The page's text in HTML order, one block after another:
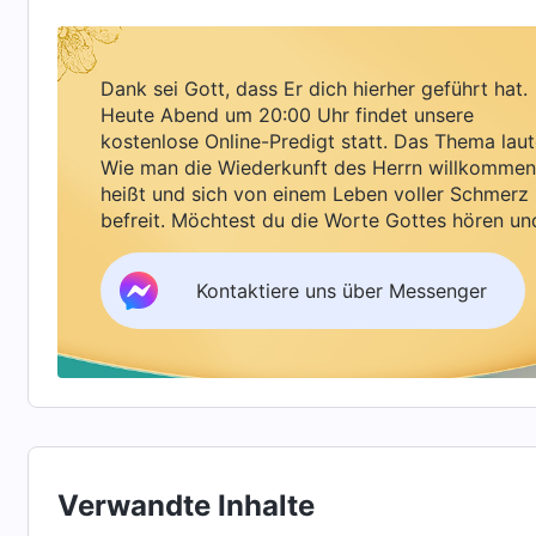
Befreiung können nur gewonnen werden, indem
offenbarte exakt meinen Zustand. Ich hasste
Neulinge traf, die ein gutes Verständnis der
übertreffen und mich ersetzen, also wollte
Leiterin sie kultiviert. Vor allem, wenn ich mit
ich sah, dass sie effektiv predigte und gute
an sie wandte, verglich ich mich mit ihr und
bemerkt. Alles, woran ich denken konnte,
als Leiterin nicht. Ich schämte mich sehr.
für sich ein Fundament des wahren Weges
sie für Gott oder für meine eigenen
Dank sei Gott, dass Er dich hierher geführt hat.
Heute Abend um 20:00 Uhr findet unsere
kostenlose Online-Predigt statt. Das Thema
Wie man die Wiederkunft des Herrn willkommen
heißt und sich von einem Leben voller Schmerz
befreit. Möchtest du die Worte Gottes hören
Segen empfangen?
Kontaktiere uns über Messenger
Verwandte Inhalte